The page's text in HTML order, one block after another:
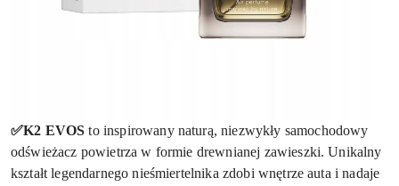
✅K2 EVOSto inspirowany naturą, niezwykły samochodowy
odświeżacz powietrza w formie drewnianej zawieszki. Unikalny
kształt legendarnego nieśmiertelnika zdobi wnętrze auta i nadaje